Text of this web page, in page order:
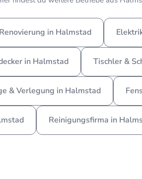
in Halmstad
in Halmstad Tischler &
& Verlegung in Halmstad
Reinigungsfirma in